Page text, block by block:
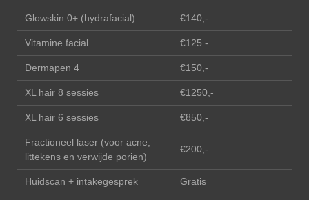
Glowskin 0+ (hydrafacial) €140,-
Vitamine facial €125.-
Dermapen 4 €150,-
XL hair 8 sessies €1250,-
XL hair 6 sessies €850,-
Fractioneel laser (voor acne,
littekens en verwijde porien)
€200,-
Huidscan + intakegesprek Gratis